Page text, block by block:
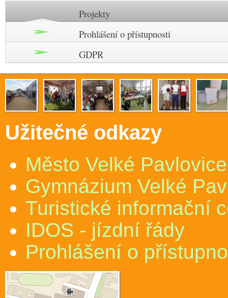
Projekty
Prohlášení o přístupnosti
GDPR
Užitečné odkazy
Město Velké Pavlovice
Gymnázium Velké
Turistické informační
IDOS - jízdní řády
Prohlášení o